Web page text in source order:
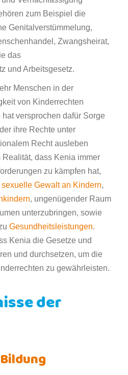
zum Beispiel die
Genitalverstümmelung,
Zwangsheirat,
das
und Arbeitsgesetz.
Menschen in der
von Kinderrechten
versprochen dafür Sorge
ihre Rechte unter
Recht ausleben
Realität, dass Kenia immer
zu kämpfen hat,
sexuelle Gewalt an Kindern,
, ungenügender Raum
unterzubringen, sowie
Gesundheitsleistungen.
Kenia die Gesetze und
und durchsetzen, um die
zu gewährleisten.
der